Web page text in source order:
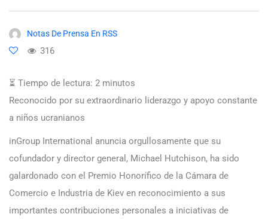
Notas De Prensa En RSS
316
⏳ Tiempo de lectura: 2 minutos
Reconocido por su extraordinario liderazgo y apoyo constante
a niños ucranianos
inGroup International anuncia orgullosamente que su
cofundador y director general, Michael Hutchison, ha sido
galardonado con el Premio Honorífico de la Cámara de
Comercio e Industria de Kiev en reconocimiento a sus
importantes contribuciones personales a iniciativas de